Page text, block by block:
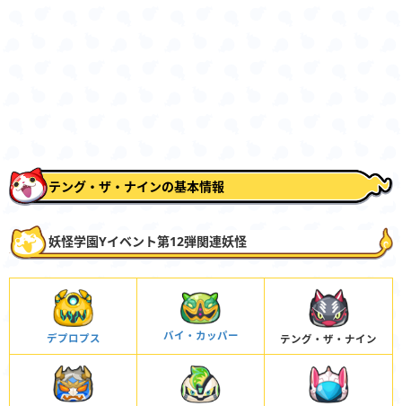
テング・ザ・ナインの基本情報
妖怪学園Yイベント第12弾関連妖怪
デプロプス バイ・カッパー テング・ザ・ナイン